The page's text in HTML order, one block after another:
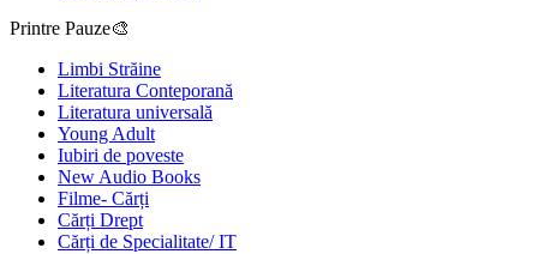
Printre Pauze🎨
Limbi Străine
Literatura Conteporană
Literatura universală
Young Adult
Iubiri de poveste
New Audio Books
Filme- Cărți
Cărți Drept
Cărți de Specialitate/ IT